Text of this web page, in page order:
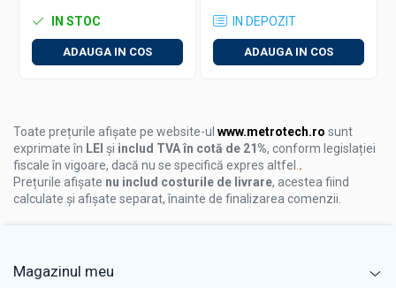
IN STOC
ADAUGA IN COS
IN DEPOZIT
ADAUGA IN COS
Toate prețurile afișate pe website-ul www.metrotech.ro sunt
exprimate în LEI și includ TVA în cotă de 21%, conform legislației
fiscale în vigoare, dacă nu se specifică expres altfel. .
Prețurile afișate nu includ costurile de livrare, acestea fiind
calculate și afișate separat, înainte de finalizarea comenzii.
Magazinul meu